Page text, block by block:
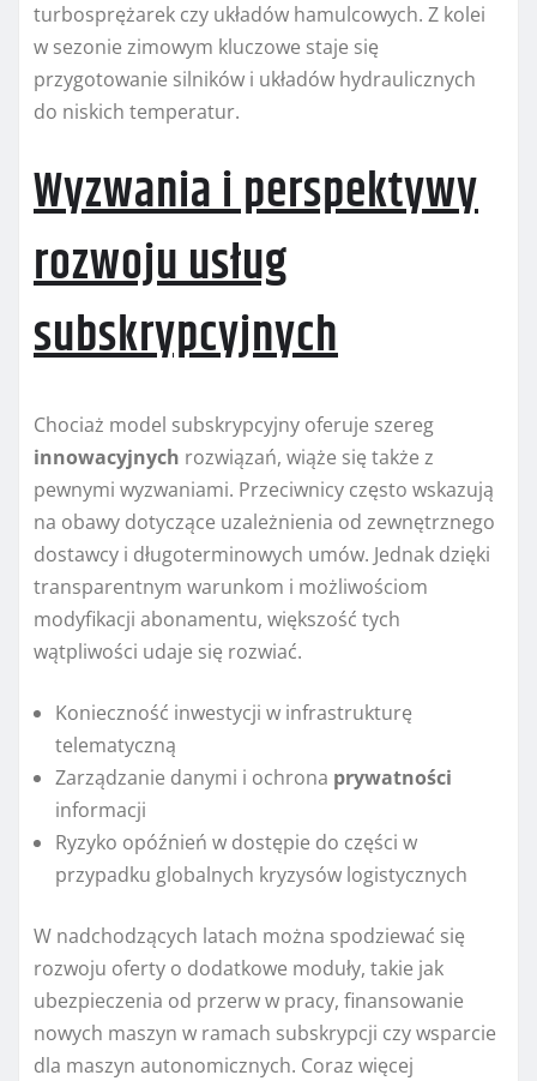
turbosprężarek czy układów hamulcowych. Z kolei
w sezonie zimowym kluczowe staje się
przygotowanie silników i układów hydraulicznych
do niskich temperatur.
Wyzwania i perspektywy
rozwoju usług
subskrypcyjnych
Chociaż model subskrypcyjny oferuje szereg
innowacyjnych rozwiązań, wiąże się także z
pewnymi wyzwaniami. Przeciwnicy często wskazują
na obawy dotyczące uzależnienia od zewnętrznego
dostawcy i długoterminowych umów. Jednak dzięki
transparentnym warunkom i możliwościom
modyfikacji abonamentu, większość tych
wątpliwości udaje się rozwiać.
Konieczność inwestycji w infrastrukturę
telematyczną
Zarządzanie danymi i ochrona prywatności
informacji
Ryzyko opóźnień w dostępie do części w
przypadku globalnych kryzysów logistycznych
W nadchodzących latach można spodziewać się
rozwoju oferty o dodatkowe moduły, takie jak
ubezpieczenia od przerw w pracy, finansowanie
nowych maszyn w ramach subskrypcji czy wsparcie
dla maszyn autonomicznych. Coraz więcej